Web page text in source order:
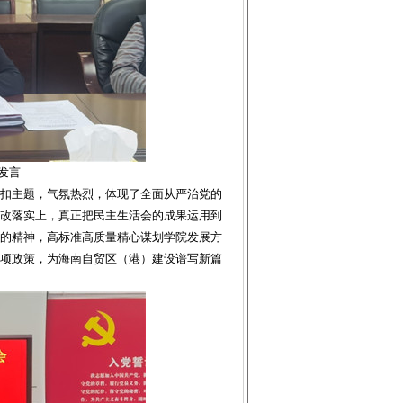
言
主题，气氛热烈，体现了全面从严治党的
落实上，真正把民主生活会的成果运用到
精神，高标准高质量精心谋划学院发展方
政策，为海南自贸区（港）建设谱写新篇